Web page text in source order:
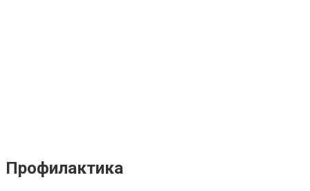
Профилактика